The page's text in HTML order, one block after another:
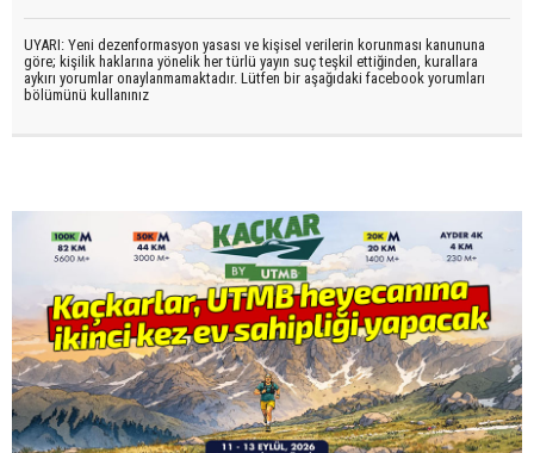
UYARI: Yeni dezenformasyon yasası ve kişisel verilerin korunması kanununa
göre; kişilik haklarına yönelik her türlü yayın suç teşkil ettiğinden, kurallara
aykırı yorumlar onaylanmamaktadır. Lütfen bir aşağıdaki facebook yorumları
bölümünü kullanınız